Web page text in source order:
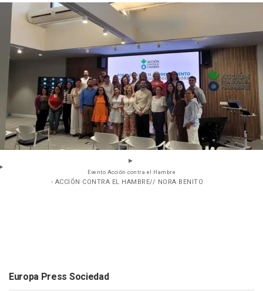
Evento Acción contra el Hambre
- ACCIÓN CONTRA EL HAMBRE// NORA BENITO
Europa Press Sociedad